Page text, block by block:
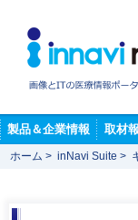
製品＆企業情報 取材
ホーム > inNavi Suite >